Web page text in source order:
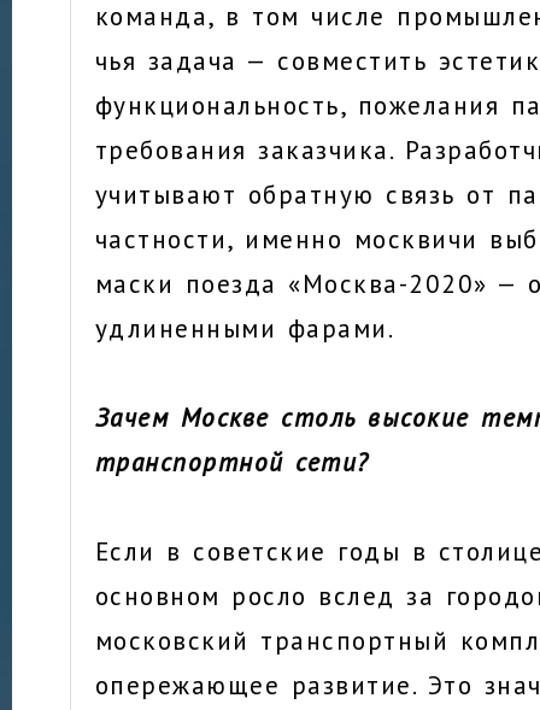
команда, в том числе
чья задача — совместить
функциональность, пожелания
требования заказчика.
учитывают обратную связь от
частности, именно москвичи
маски поезда «Москва-2020» —
удлиненными фарами.
Зачем Москве столь высокие
транспортной сети?
Если в советские годы в
основном росло вслед за
московский транспортный
опережающее развитие. Это